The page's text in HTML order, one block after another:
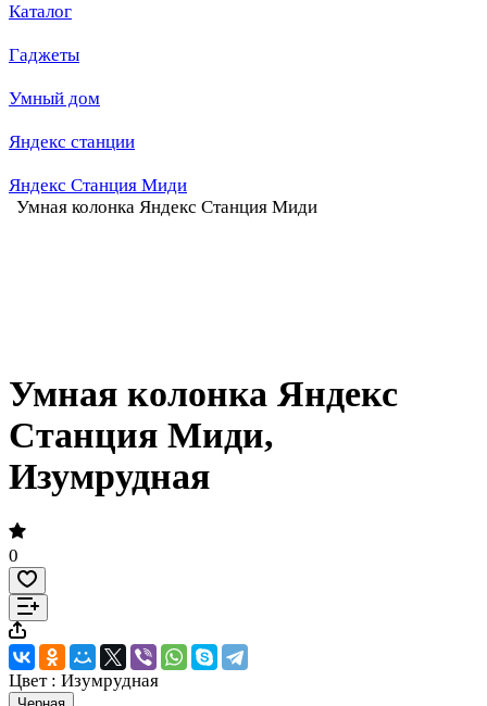
Каталог
Гаджеты
Умный дом
Яндекс станции
Яндекс Станция Миди
Умная колонка Яндекс Станция Миди
Умная колонка Яндекс
Станция Миди,
Изумрудная
0
Цвет : Изумрудная